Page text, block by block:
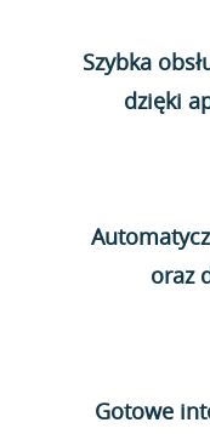
Szybka
dzięki
oraz
Gotowe